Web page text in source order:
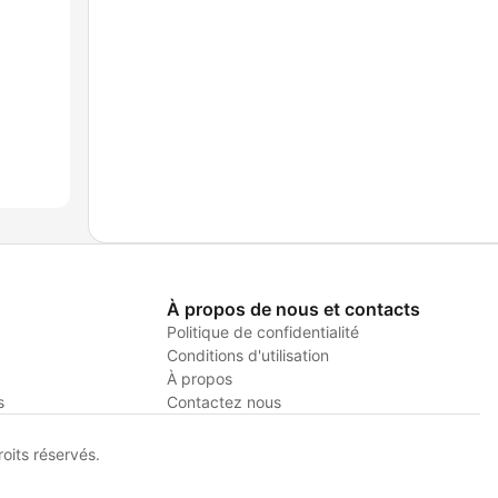
À propos de nous et contacts
Politique de confidentialité
Conditions d'utilisation
À propos
Contactez nous
réservés.